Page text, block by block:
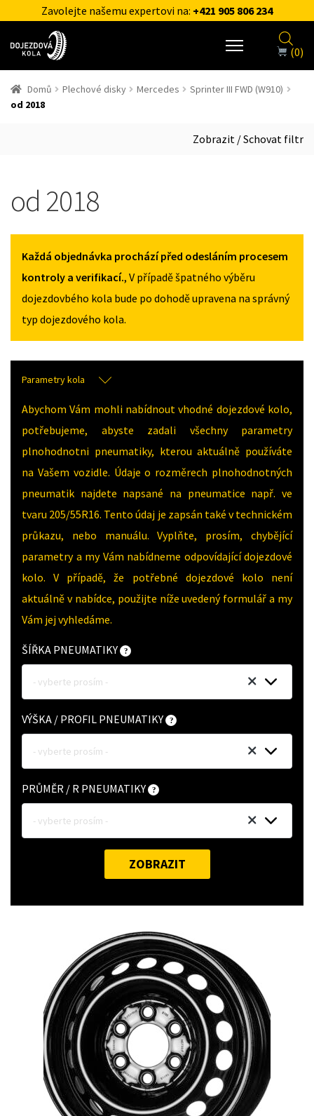
Zavolejte našemu expertovi na: +421 905 806 234
(0)
Domů Plechové disky Mercedes
Sprinter III FWD (W910)
od 2018
Zobrazit / Schovat filtr
od 2018
Každá objednávka prochází před odesláním procesem
kontroly a verifikací., V případě špatného výběru
dojezdovbého kola bude po dohodě upravena na správný
typ dojezdového kola.
Parametry kola
Abychom Vám mohli nabídnout vhodné dojezdové kolo,
potřebujeme, abyste zadali všechny parametry
plnohodnotni pneumatiky, kterou aktuálně používáte
na Vašem vozidle. Údaje o rozměrech plnohodnotných
pneumatik najdete napsané na pneumatice např. ve
tvaru 205/55R16. Tento údaj je zapsán také v technickém
průkazu, nebo manuálu. Vyplňte, prosím, chybějící
parametry a my Vám nabídneme odpovídající dojezdové
kolo. V případě, že potřebné dojezdové kolo není
aktuálně v nabídce, použijte níže uvedený formulář a my
Vám jej vyhledáme.
ŠÍŘKA PNEUMATIKY
- vyberte prosím -
VÝŠKA / PROFIL PNEUMATIKY
- vyberte prosím -
PRŮMĚR / R PNEUMATIKY
- vyberte prosím -
ZOBRAZIT